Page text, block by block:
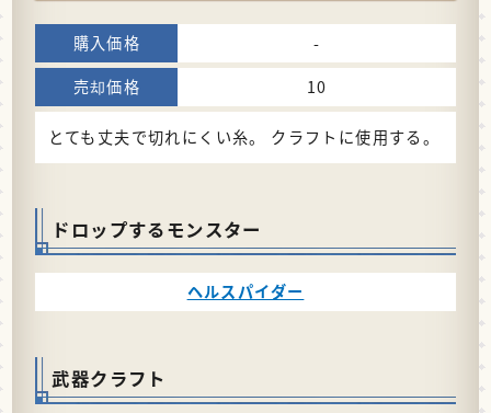
-
10
とても丈夫で切れにくい糸。 クラフトに使用する。
ドロップするモンスター
ヘルスパイダー
武器クラフト